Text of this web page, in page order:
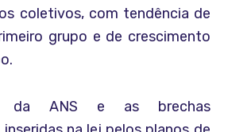
coletivos, com tendência de
grupo e de crescimento
da ANS e as brechas